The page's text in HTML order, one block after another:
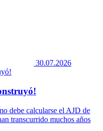
30.07.2026
debe calcularse el AJD de
transcurrido muchos años